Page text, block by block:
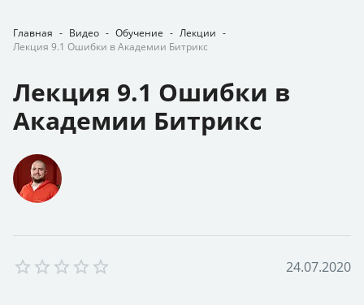
Главная - Видео - Обучение - Лекции -
Лекция 9.1 Ошибки в Академии Битрикс
Лекция 9.1 Ошибки в
Академии Битрикс
24.07.2020